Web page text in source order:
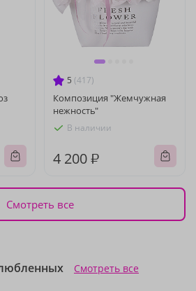
5 (417)
Композиция "Жемчужная
нежность"
В наличии
4 200 ₽
Смотреть все
Смотреть все